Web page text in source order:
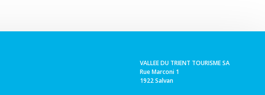
VALLEE DU TRIENT TOURISME SA
Rue Marconi 1
1922 Salvan